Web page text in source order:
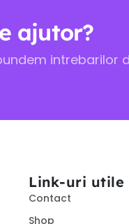
ajutor?
intrebarilor
Link-uri utile
Contact
Shop